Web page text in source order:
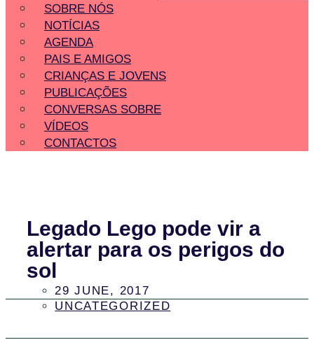
SOBRE NÓS
NOTÍCIAS
AGENDA
PAIS E AMIGOS
CRIANÇAS E JOVENS
PUBLICAÇÕES
CONVERSAS SOBRE
VÍDEOS
CONTACTOS
Legado Lego pode vir a
alertar para os perigos do
sol
29 JUNE, 2017
UNCATEGORIZED